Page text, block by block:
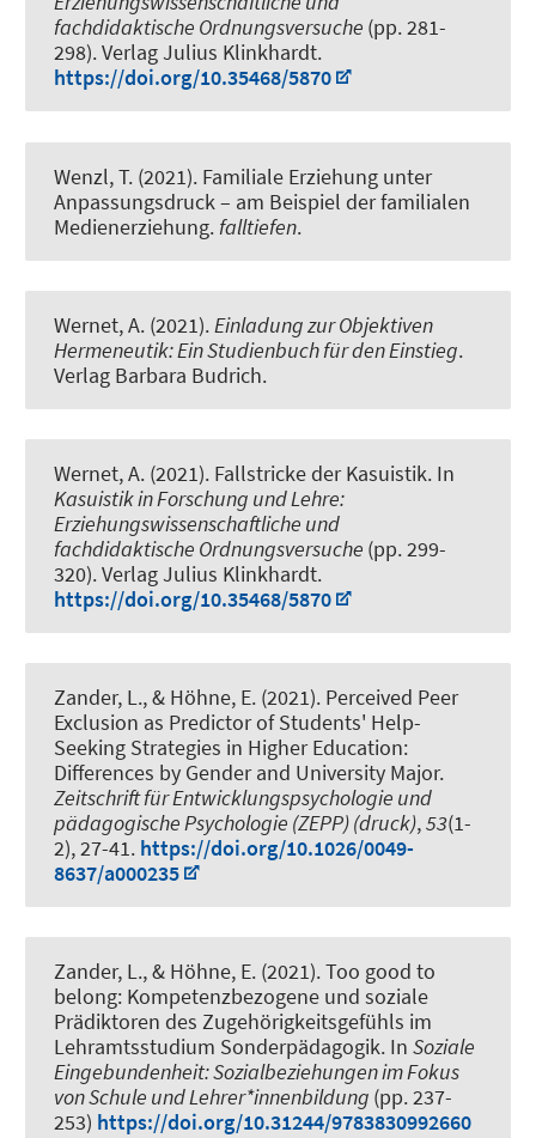
fachdidaktische Ordnungsversuche (pp. 281-
298). Verlag Julius Klinkhardt.
https://doi.org/10.35468/5870
Wenzl, T. (2021). Familiale Erziehung unter
Anpassungsdruck – am Beispiel der familialen
Medienerziehung. falltiefen.
Wernet, A. (2021).Einladung zur Objektiven
Hermeneutik: Ein Studienbuch für den Einstieg.
Verlag Barbara Budrich.
Wernet, A. (2021). Fallstricke der Kasuistik. In
Kasuistik in Forschung und Lehre:
Erziehungswissenschaftliche und
fachdidaktische Ordnungsversuche (pp. 299-
320). Verlag Julius Klinkhardt.
https://doi.org/10.35468/5870
Zander, L., & Höhne, E. (2021). Perceived Peer
Exclusion as Predictor of Students' Help-
Seeking Strategies in Higher Education:
Differences by Gender and University Major.
Zeitschrift für Entwicklungspsychologie und
pädagogische Psychologie (ZEPP) (druck),53(1-
2), 27-41. https://doi.org/10.1026/0049-
8637/a000235
Zander, L., & Höhne, E. (2021).Too good to
belong: Kompetenzbezogene und soziale
Prädiktoren des Zugehörigkeitsgefühls im
Lehramtsstudium Sonderpädagogik. In Soziale
Eingebundenheit: Sozialbeziehungen im Fokus
von Schule und Lehrer*innenbildung (pp. 237-
253) https://doi.org/10.31244/9783830992660